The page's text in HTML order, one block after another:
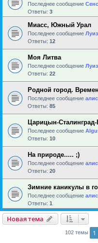
Последнее сообщение
Ответы: 3
Миасс, Южный Урал
Последнее сообщение
Ответы: 12
Моя Литва
Последнее сообщение
Ответы: 22
Родной город.
Последнее сообщение
Ответы: 85
Царицын-Сталинград-
Последнее сообщение
Ответы: 10
На природе..... ;)
Последнее сообщение
Ответы: 20
Зимние каникулы в
Последнее сообщение
Ответы: 1
Новая тема
102 темы 1